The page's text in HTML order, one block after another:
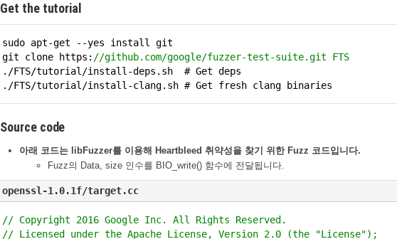
Get the tutorial
sudo apt-get --yes install git
git clone https: //github.com/google/fuzzer-test-suite.git FTS
./FTS/tutorial/install-deps.sh # Get deps
./FTS/tutorial/install-clang.sh # Get fresh clang binaries
Source code
아래 코드는 libFuzzer를 이용해 Heartbleed 취약성을 찾기 위한 Fuzz 코드입니다.
Fuzz의 Data, size 인수를 BIO_write() 함수에 전달됩니다.
openssl-1.0.1f/target.cc
// Copyright 2016 Google Inc. All Rights Reserved.
// Licensed under the Apache License, Version 2.0 (the "License");